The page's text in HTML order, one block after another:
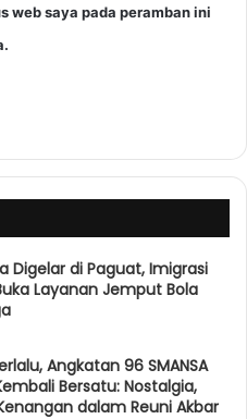
web saya pada peramban ini
Digelar di Paguat, Imigrasi
Layanan Jemput Bola
Angkatan 96 SMANSA
Bersatu: Nostalgia,
dalam Reuni Akbar